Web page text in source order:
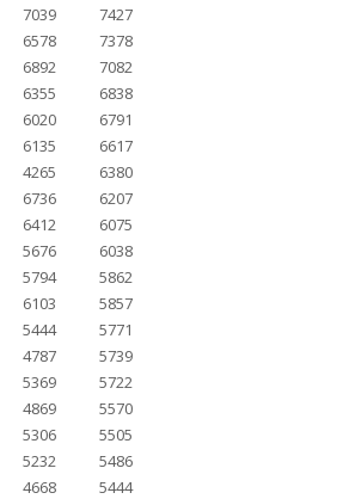
7039
7427
6578
7378
6892
7082
6355
6838
6020
6791
6135
6617
4265
6380
6736
6207
6412
6075
5676
6038
5794
5862
6103
5857
5444
5771
4787
5739
5369
5722
4869
5570
5306
5505
5232
5486
4668
5444